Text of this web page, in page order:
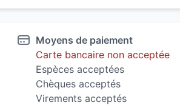
Moyens de paiement
Carte bancaire non acceptée
Espèces acceptées
Chèques acceptés
Virements acceptés